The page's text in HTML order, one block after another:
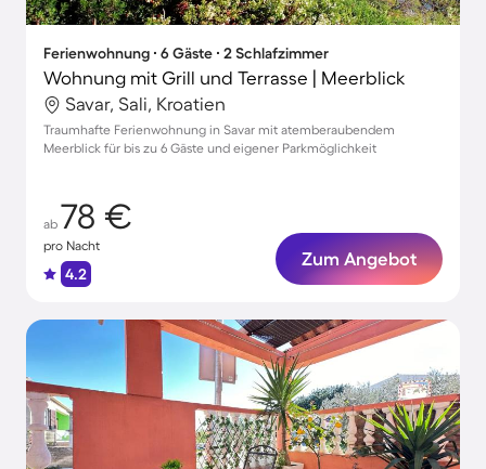
Ferienwohnung ∙ 6 Gäste ∙ 2 Schlafzimmer
Wohnung mit Grill und Terrasse | Meerblick
Savar, Sali, Kroatien
Traumhafte Ferienwohnung in Savar mit atemberaubendem
Meerblick für bis zu 6 Gäste und eigener Parkmöglichkeit
ab 78 €
pro Nacht
4.2
Zum Angebot